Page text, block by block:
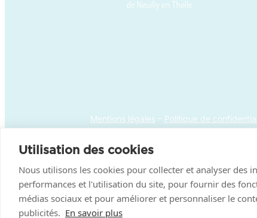
Utilisation des cookies
Nous utilisons les cookies pour collecter et analyser des
performances et l'utilisation du site, pour fournir des
médias sociaux et pour améliorer et personnaliser le
publicités. En savoir plus
Mentions légales – Politique de